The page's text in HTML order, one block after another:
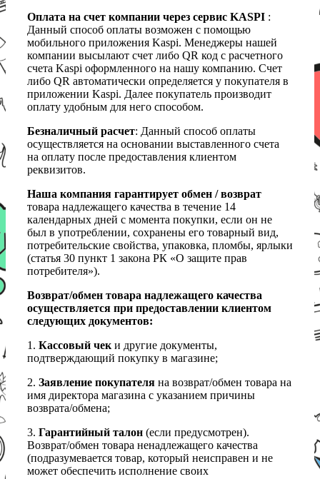
Оплата на счет компании через сервис KASPI :
Данный способ оплаты возможен с помощью
мобильного приложения Kaspi. Менеджеры нашей
компании высылают счет либо QR код с расчетного
счета Kaspi оформленного на нашу компанию. Счет
либо QR автоматически определяется у покупателя в
приложении Kaspi. Далее покупатель производит
оплату удобным для него способом.
Безналичный расчет: Данный способ оплаты
осуществляется на основании выставленного счета
на оплату после предоставления клиентом
реквизитов.
Наша компания гарантирует обмен / возврат
товара надлежащего качества в течение 14
календарных дней с момента покупки, если он не
был в употреблении, сохранены его товарный вид,
потребительские свойства, упаковка, пломбы, ярлыки
(статья 30 пункт 1 закона РК «О защите прав
потребителя»).
Возврат/обмен товара надлежащего качества
осуществляется при предоставлении клиентом
следующих документов:
1. Кассовый чеки другие документы,
подтверждающий покупку в магазине;
2. Заявление покупателя на возврат/обмен товара на
имя директора магазина с указанием причины
возврата/обмена;
3. Гарантийный талон (если предусмотрен).
Возврат/обмен товара ненадлежащего качества
(подразумевается товар, который неисправен и не
может обеспечить исполнение своих